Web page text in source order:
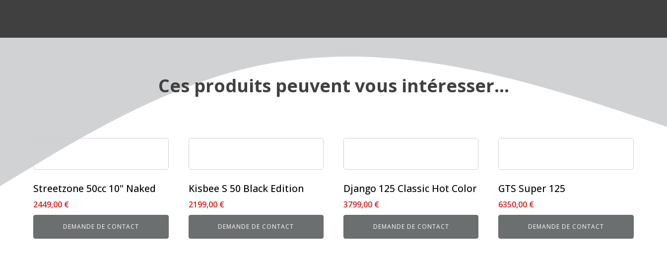
Ces produits peuvent vous intéresser...
Streetzone 50cc 10" Naked
2449,00 €
DEMANDE DE CONTACT
produit
a
variations.
Les
options
peuvent
Kisbee S 50 Black Edition
2199,00 €
DEMANDE DE CONTACT
Django 125 Classic Hot Color
3799,00 €
DEMANDE DE CONTACT
a
variations.
Les
options
GTS Super 125
6350,00 €
DEMANDE DE CONTACT
a
variations.
Les
options
peuvent